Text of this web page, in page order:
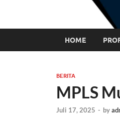
HOME
BERITA
MPLS
Juli 17, 2025 - by